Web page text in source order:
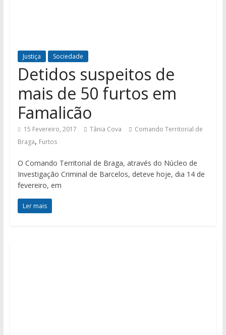
Justiça Sociedade
Detidos suspeitos de
mais de 50 furtos em
Famalicão
15 Fevereiro, 2017 Tânia Cova
Comando Territorial de
Braga, Furtos
O Comando Territorial de Braga, através do Núcleo de
Investigação Criminal de Barcelos, deteve hoje, dia 14 de
fevereiro, em
Ler mais